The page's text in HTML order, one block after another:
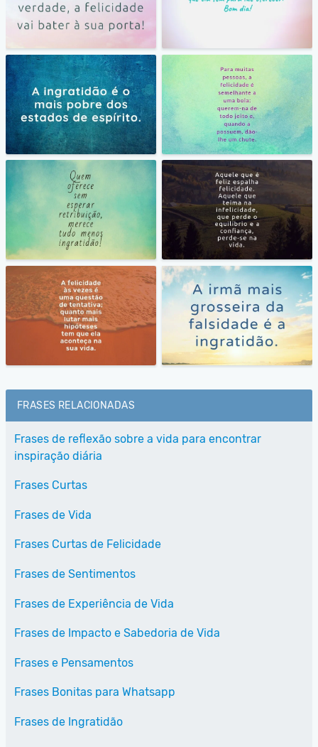
FRASES RELACIONADAS
Frases de reflexão sobre a vida para encontrar
inspiração diária
Frases Curtas
Frases de Vida
Frases Curtas de Felicidade
Frases de Sentimentos
Frases de Experiência de Vida
Frases de Impacto e Sabedoria de Vida
Frases e Pensamentos
Frases Bonitas para Whatsapp
Frases de Ingratidão